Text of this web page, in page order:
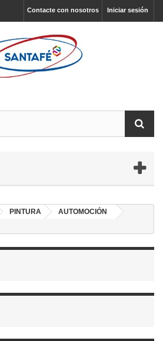
Iniciar sesión
Contacte con nosotros
PINTURA
AUTOMOCIÓN